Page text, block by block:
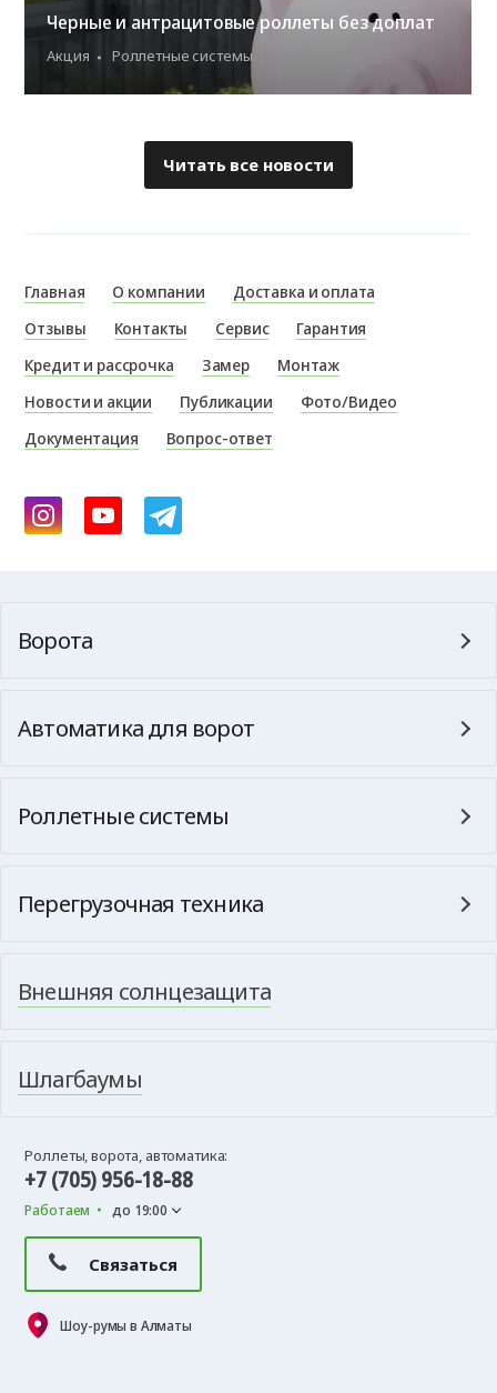
Черные и антрацитовые роллеты без доплат
Акция Роллетные системы
Читать все новости
Главная О компании
Доставка и оплата
Отзывы
Контакты Сервис
Гарантия
Кредит и рассрочка
Замер
Монтаж
Новости и акции
Публикации
Фото/Видео
Документация
Вопрос-ответ
Ворота
Автоматика для ворот
Роллетные системы
Перегрузочная техника
Внешняя солнцезащита
Шлагбаумы
Роллеты, ворота, автоматика:
+7 (705) 956-18-88
Работаем до 19:00
Связаться
Шоу-румы в Алматы